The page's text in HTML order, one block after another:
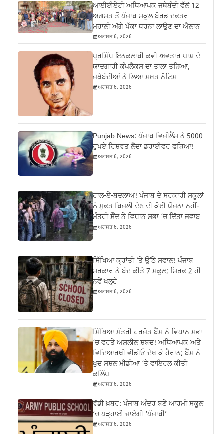
ਆਈਈਏਟੀ ਅਧਿਆਪਕ ਜਥੇਬੰਦੀ ਵੱਲੋਂ 12
ਅਗਸਤ ਤੋਂ ਪੰਜਾਬ ਸਕੂਲ ਬੋਰਡ ਦਫਤਰ
ਮੋਹਾਲੀ ਅੱਗੇ ਪੱਕਾ ਧਰਨਾ ਲਾਉਣ ਦਾ ਐਲਾਨ
ਅਗਸਤ 6, 2026
ਪ੍ਰਸਿੱਧ ਇਨਕਲਾਬੀ ਕਵੀ ਅਵਤਾਰ ਪਾਸ਼ ਦੇ
ਯਾਦਗਾਰੀ ਕੰਪਲੈਕਸ ਦਾ ਤਾਲਾ ਤੋੜਿਆ,
ਜਥੇਬੰਦੀਆਂ ਨੇ ਲਿਆ ਸਖ਼ਤ ਨੋਟਿਸ
ਅਗਸਤ 6, 2026
Punjab News: ਪੰਜਾਬ ਵਿਜੀਲੈਂਸ ਨੇ 5000
ਰੁਪਏ ਰਿਸ਼ਵਤ ਲੈਂਦਾ ਡਰਾਈਵਰ ਫੜਿਆ!
ਅਗਸਤ 6, 2026
ਹਾਲ-ਏ-ਬਦਲਾਅ! ਪੰਜਾਬ ਦੇ ਸਰਕਾਰੀ ਸਕੂਲਾਂ
ਨੂੰ ਮੁਫ਼ਤ ਬਿਜਲੀ ਦੇਣ ਦੀ ਕੋਈ ਯੋਜਨਾ ਨਹੀਂ-
ਮੰਤਰੀ ਸੌਂਦ ਨੇ ਵਿਧਾਨ ਸਭਾ ‘ਚ ਦਿੱਤਾ ਜਵਾਬ
ਅਗਸਤ 6, 2026
ਸਿੱਖਿਆ ਕ੍ਰਾਂਤੀ ‘ਤੇ ਉੱਠੇ ਸਵਾਲ! ਪੰਜਾਬ
ਸਰਕਾਰ ਨੇ ਬੰਦ ਕੀਤੇ 7 ਸਕੂਲ; ਸਿਰਫ਼ 2 ਹੀ
ਨਵੇਂ ਖੋਲ੍ਹੇ
ਅਗਸਤ 6, 2026
ਸਿੱਖਿਆ ਮੰਤਰੀ ਹਰਜੋਤ ਬੈਂਸ ਨੇ ਵਿਧਾਨ ਸਭਾ
‘ਚ ਵਰਤੇ ਅਸ਼ਲੀਲ ਸ਼ਬਦ! ਅਧਿਆਪਕ ਅਤੇ
ਵਿਦਿਆਰਥੀ ਵੀਡੀਓ ਦੇਖ ਕੇ ਹੈਰਾਨ; ਬੈਂਸ ਨੇ
ਖੁਦ ਸੋਸ਼ਲ ਮੀਡੀਆ ‘ਤੇ ਵਾਇਰਲ ਕੀਤੀ
ਕਲਿੱਪ
ਅਗਸਤ 6, 2026
ਵੱਡੀ ਖ਼ਬਰ: ਪੰਜਾਬ ਅੰਦਰ ਬਣੇ ਆਰਮੀ ਸਕੂਲ
‘ਚ ਪੜ੍ਹਾਈ ਜਾਏਗੀ ‘ਪੰਜਾਬੀ’
ਅਗਸਤ 6, 2026